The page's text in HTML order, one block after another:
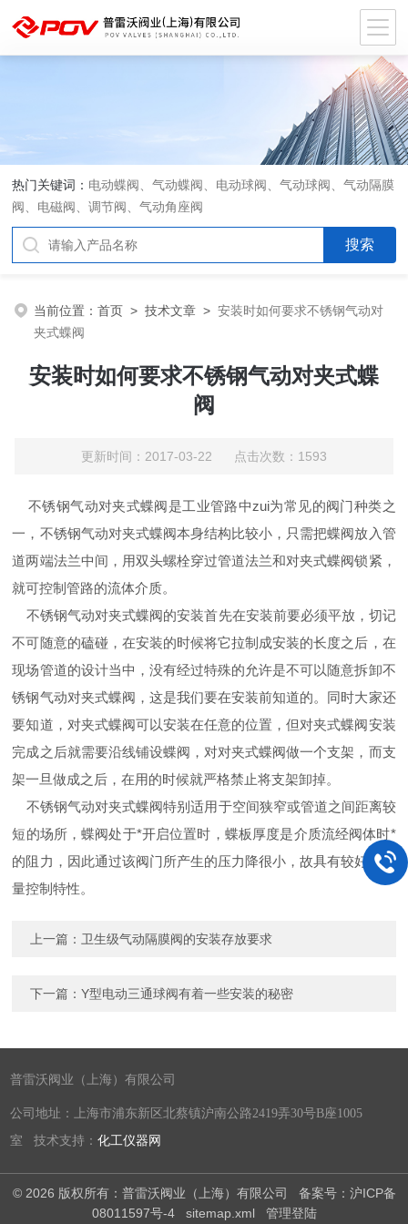
热门关键词： 电动蝶阀、气动蝶阀、电动球阀、气动球阀、气动隔膜
阀、电磁阀、调节阀、气动角座阀
当前位置：首页 >技术文章 >安装时如何要求不锈钢气动对
夹式蝶阀
安装时如何要求不锈钢气动对夹式蝶
阀
更新时间：2017-03-22 点击次数：1593
不锈钢气动对夹式蝶阀是工业管路中zui为常见的阀门种类之
一，不锈钢气动对夹式蝶阀本身结构比较小，只需把蝶阀放入管
道两端法兰中间，用双头螺栓穿过管道法兰和对夹式蝶阀锁紧，
就可控制管路的流体介质。
不锈钢气动对夹式蝶阀的安装首先在安装前要必须平放，切记
不可随意的磕碰，在安装的时候将它拉制成安装的长度之后，在
现场管道的设计当中，没有经过特殊的允许是不可以随意拆卸不
锈钢气动对夹式蝶阀，这是我们要在安装前知道的。同时大家还
要知道，对夹式蝶阀可以安装在任意的位置，但对夹式蝶阀安装
完成之后就需要沿线铺设蝶阀，对对夹式蝶阀做一个支架，而支
架一旦做成之后，在用的时候就严格禁止将支架卸掉。
不锈钢气动对夹式蝶阀特别适用于空间狭窄或管道之间距离较
短的场所，蝶阀处于*开启位置时，蝶板厚度是介质流经阀体时*
的阻力，因此通过该阀门所产生的压力降很小，故具有较好的流
量控制特性。
上一篇： 卫生级气动隔膜阀的安装存放要求
下一篇：Y型电动三通球阀有着一些安装的秘密
普雷沃阀业（上海）有限公司
公司地址：上海市浦东新区北蔡镇沪南公路2419弄30号B座1005
室 技术支持：化工仪器网
© 2026 版权所有：普雷沃阀业（上海）有限公司 备案号：沪ICP备
08011597号-4
sitemap.xml 管理登陆